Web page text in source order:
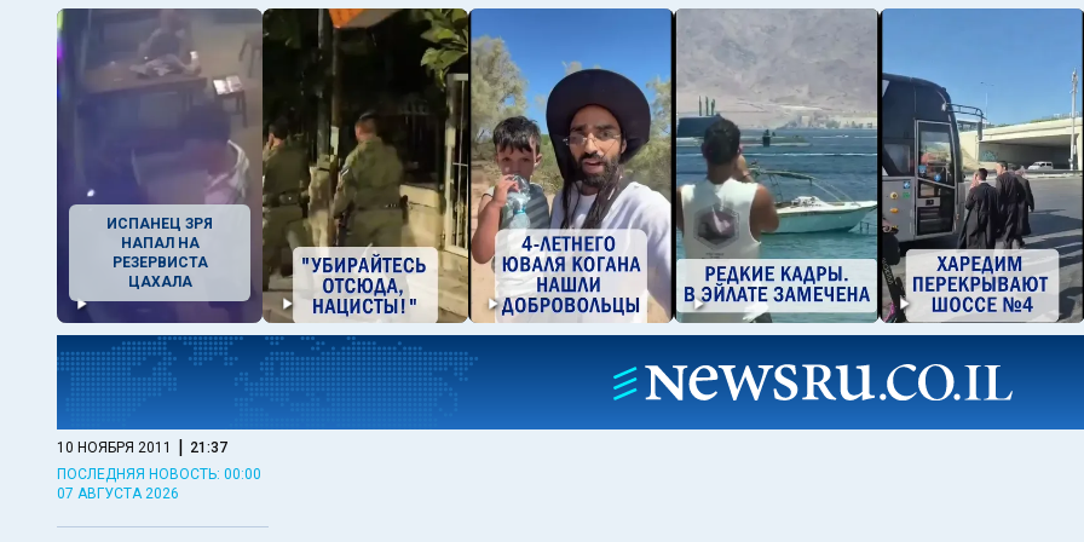
ИСПАНЕЦ ЗРЯ
НАПАЛ НА
РЕЗЕРВИСТА
ЦАХАЛА
10 НОЯБРЯ 2011 | 21:37
ПОСЛЕДНЯЯ НОВОСТЬ: 00:00
07 АВГУСТА 2026